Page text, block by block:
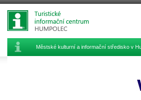
Městské kulturní a informační středisko v